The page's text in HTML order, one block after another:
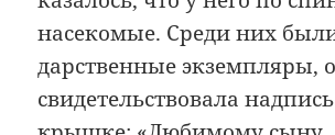
насекомые. Среди них
дарственные экземпляры,
свидетельствовала